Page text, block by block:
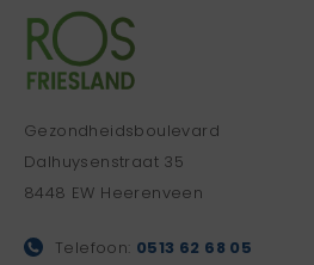
Gezondheidsboulevard
Dalhuysenstraat 35
8448 EW Heerenveen
Telefoon: 0513 62 68 05